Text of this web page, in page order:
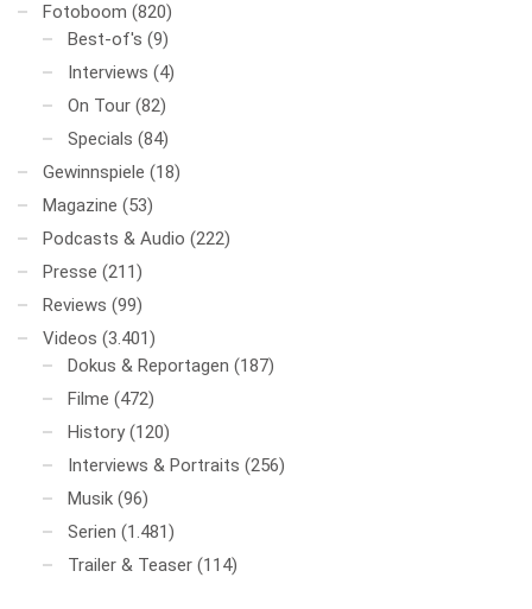
Fotoboom (820)
Best-of's (9)
Interviews (4)
On Tour (82)
Specials (84)
Gewinnspiele (18)
Magazine (53)
Podcasts & Audio (222)
Presse (211)
Reviews (99)
Videos (3.401)
Dokus & Reportagen (187)
Filme (472)
History (120)
Interviews & Portraits (256)
Musik (96)
Serien (1.481)
Trailer & Teaser (114)